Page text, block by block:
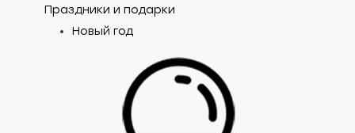
Праздники и подарки
Новый год